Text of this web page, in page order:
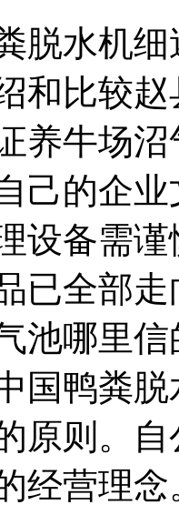
水机细
和比较
养牛场
己的企
设备需
已全部
池哪里
国鸭粪
原则。
经营理